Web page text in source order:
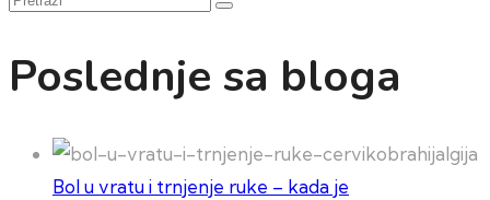
Poslednje sa bloga
Bol u vratu i trnjenje ruke – kada je